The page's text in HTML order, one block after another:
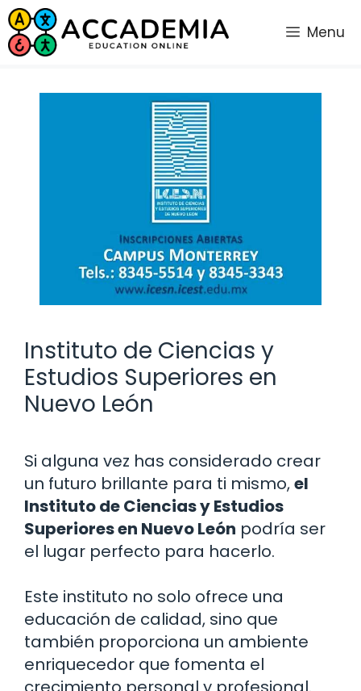
Saltar
al
contenido
Menu
Instituto de Ciencias y
Estudios Superiores en
Nuevo León
Si alguna vez has considerado crear
un futuro brillante para ti mismo,el
Instituto de Ciencias y Estudios
Superiores en Nuevo León podría ser
el lugar perfecto para hacerlo.
Este instituto no solo ofrece una
educación de calidad, sino que
también proporciona un ambiente
enriquecedor que fomenta el